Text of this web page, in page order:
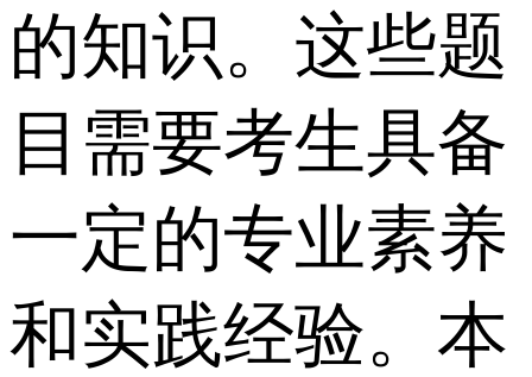
的知识。这些题
目需要考生具备
一定的专业素养
和实践经验。本